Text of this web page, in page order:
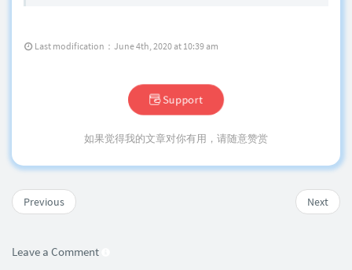
Last modification：June 4th, 2020 at 10:39 am
Support
如果觉得我的文章对你有用，请随意赞赏
Next
Previous
Leave a Comment